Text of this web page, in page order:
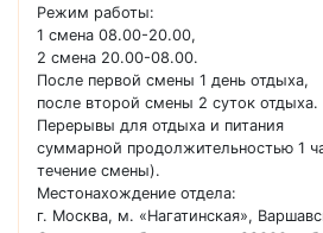
Режим работы:
1 смена 08.00-20.00,
2 смена 20.00-08.00.
После первой смены 1 день отдыха,
после второй смены 2 суток отдыха.
Перерывы для отдыха и питания
суммарной продолжительностью 1
течение смены).
Местонахождение отдела:
г. Москва, м. «Нагатинская»,